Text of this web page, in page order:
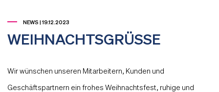
NEWS | 19.12.2023
WEIHNACHTSGRÜSSE
Wir wünschen unseren Mitarbeitern, Kunden und
Geschäftspartnern ein frohes Weihnachtsfest, ruhige und